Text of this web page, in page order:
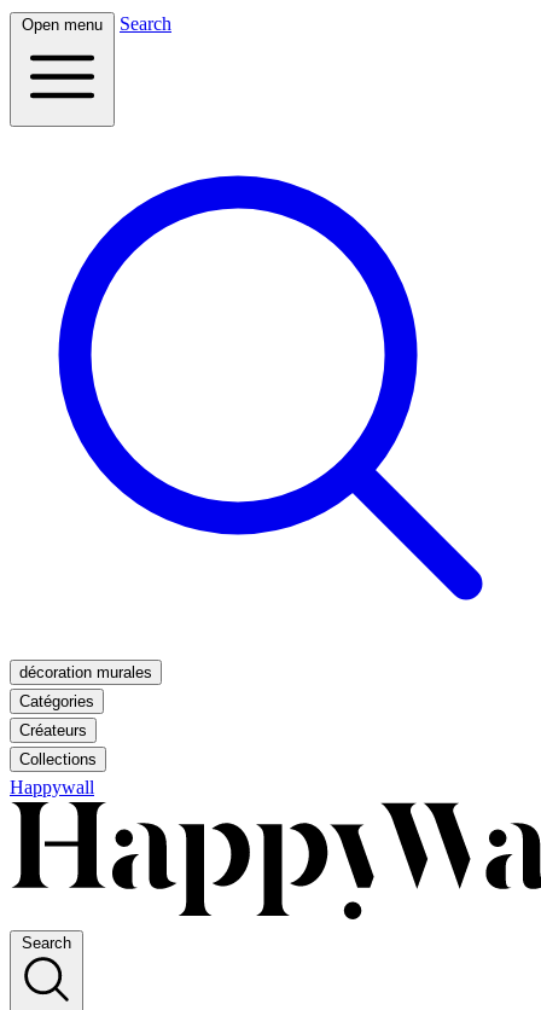
Open menu Search
décoration murales
Catégories
Créateurs
Collections
Happywall
Search